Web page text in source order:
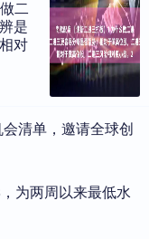
二
是
对
清单，邀请全球创
为两周以来最低水